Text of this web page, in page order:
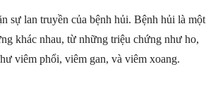
sự lan truyền của bệnh hủi. Bệnh hủi là một
khác nhau, từ những triệu chứng như ho,
viêm phổi, viêm gan, và viêm xoang.